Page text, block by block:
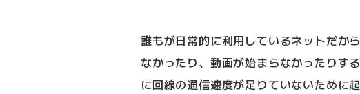
誰もが日常的に利用しているネットだか
なかったり、動画が始まらなかったりす
に回線の通信速度が足りていないために